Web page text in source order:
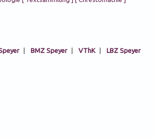
| BMZ Speyer | VThK | LBZ Speyer